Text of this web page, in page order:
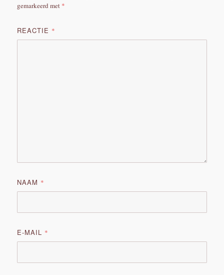
gemarkeerd met *
REACTIE *
NAAM *
E-MAIL *